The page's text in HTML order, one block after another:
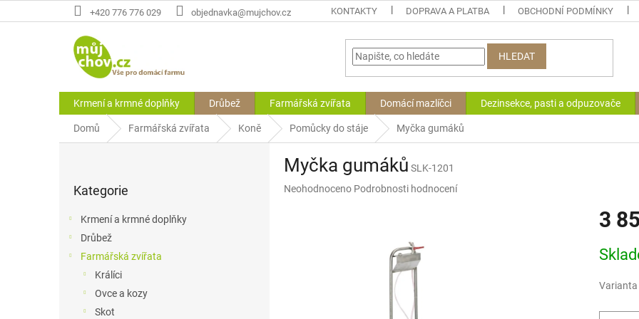
na
+420 776 776 029 objednavka@mujchov.cz KONTAKTY DOPRAVA A PLATBA OBCHODNÍ PODMÍNKY
HLEDAT
Krmení a krmné doplňky Drůbež Farmářská zvířata Domácí mazlíčci Dezinsekce, pasti a odpuzovače
Domů Farmářská zvířata Koně Pomůcky do stáje Myčka gumáků
kategorie
Kategorie
Krmení a krmné doplňky
Drůbež
Farmářská zvířata
Králíci
Ovce a kozy
Skot
Myčka gumáků SLK-1201
Průměrné
Neohodnoceno Podrobnosti hodnocení
3
cena:
Varianta